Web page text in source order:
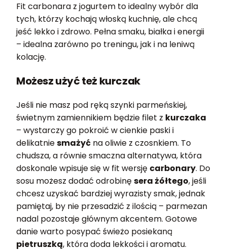
Fit carbonara z jogurtem to idealny wybór dla
tych, którzy kochają włoską kuchnię, ale chcą
jeść lekko i zdrowo. Pełna smaku, białka i energii
– idealna zarówno po treningu, jak i na leniwą
kolację.
Możesz użyć też kurczak
Jeśli nie masz pod ręką szynki parmeńskiej,
świetnym zamiennikiem będzie filet z kurczaka
– wystarczy go pokroić w cienkie paski i
delikatniesmażyć na oliwie z czosnkiem. To
chudsza, a równie smaczna alternatywa, która
doskonale wpisuje się w fit wersję carbonary. Do
sosu możesz dodać odrobinęsera żółtego, jeśli
chcesz uzyskać bardziej wyrazisty smak, jednak
pamiętaj, by nie przesadzić z ilością – parmezan
nadal pozostaje głównym akcentem. Gotowe
danie warto posypać świeżo posiekaną
pietruszką, która doda lekkości i aromatu.